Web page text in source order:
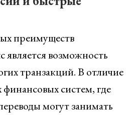
преимуществ
возможность
транзакций. В отличие
систем, где
могут занимать